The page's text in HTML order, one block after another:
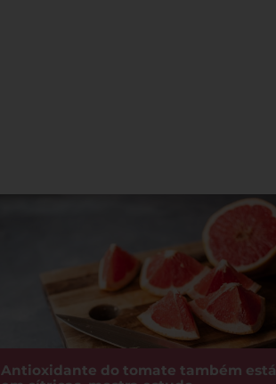
Antioxidante do tomate também está